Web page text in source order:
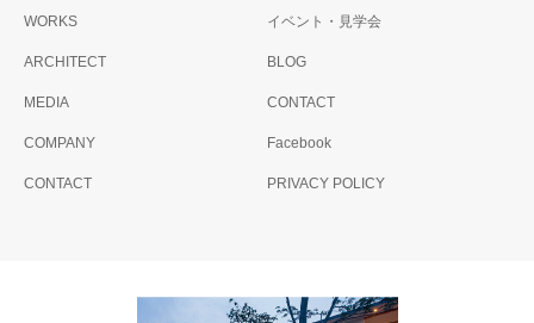
WORKS
ARCHITECT
MEDIA
COMPANY
CONTACT
イベント・見学会
BLOG
CONTACT
Facebook
PRIVACY POLICY